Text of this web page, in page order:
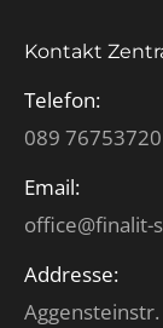
Kontakt
Telefon:
089 76753720
Email:
office@finalit-
Addresse: